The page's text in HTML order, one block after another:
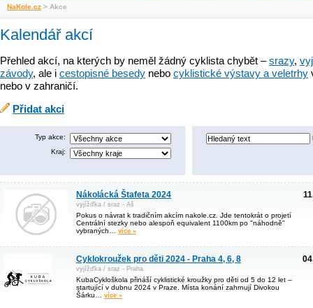
NaKole.cz > Akce
Kalendář akcí
Přehled akcí, na kterých by neměl žádný cyklista chybět –srazy,
závody, ale i cestopisné besedy nebo cyklistické výstavy a veletrhy
nebo v zahraničí.
Přidat akci
Typ akce:
Kraj:
Nákolácká Štafeta 2024
vyjížďka / sraz - Aš
Pokus o návrat k tradičním akcím nakole.cz. Jde tentokrát o projetí
Centrální stezky nebo alespoň equivalent 1100km po "náhodně"
vybraných… více »
Cyklokroužek pro děti 2024 - Praha 4, 6, 8
vyjížďka / sraz - Praha
KubaCykloškola přináší cyklistické kroužky pro děti od 5 do 12 let –
startující v dubnu 2024 v Praze. Místa konání zahrnují Divokou
Šárku… více »